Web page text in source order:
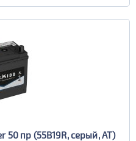
50 пр (55B19R, серый, AT)